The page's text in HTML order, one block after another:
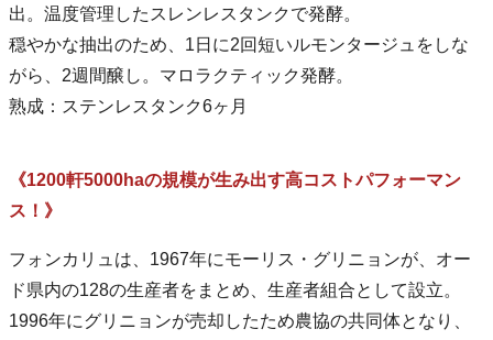
出。温度管理したスレンレスタンクで発酵。
穏やかな抽出のため、1日に2回短いルモンタージュをしな
がら、2週間醸し。マロラクティック発酵。
熟成：ステンレスタンク6ヶ月
《1200軒5000haの規模が生み出す高コストパフォーマン
ス！》
フォンカリュは、1967年にモーリス・グリニョンが、オー
ド県内の128の生産者をまとめ、生産者組合として設立。
1996年にグリニョンが売却したため農協の共同体となり、